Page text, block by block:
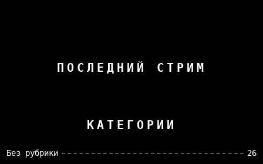
ПОСЛЕДНИЙ СТРИМ
КАТЕГОРИИ
Без рубрики
26